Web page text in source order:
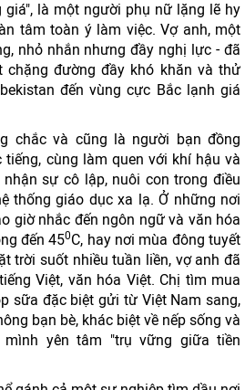
giá", là một người phụ nữ lặng lẽ hy
tâm toàn ý làm việc. Vợ anh, một
nhỏ nhắn nhưng đầy nghị lực - đã
chặng đường đầy khó khăn và thử
đến vùng cực Bắc lạnh giá
chắc và cũng là người bạn đồng
cùng làm quen với khí hậu và
sự cô lập, nuôi con trong điều
thống giáo dục xa lạ. Ở những nơi
giờ nhắc đến ngôn ngữ và văn hóa
đến 450C, hay nơi mùa đông tuyết
trời suốt nhiều tuần liền, vợ anh đã
Việt, văn hóa Việt. Chị tìm mua
sữa đặc biệt gửi từ Việt Nam sang,
bạn bè, khác biệt về nếp sống và
yên tâm "trụ vững giữa tiền